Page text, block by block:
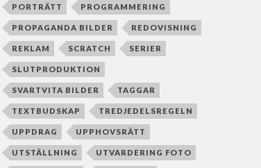
PORTRÄTT PROGRAMMERING
PROPAGANDA BILDER REDOVISNING
REKLAM SCRATCH SERIER
SLUTPRODUKTION
SVARTVITA BILDER TAGGAR
TEXTBUDSKAP TREDJEDELSREGELN
UPPDRAG UPPHOVSRÄTT
UTSTÄLLNING UTVARDERING FOTO